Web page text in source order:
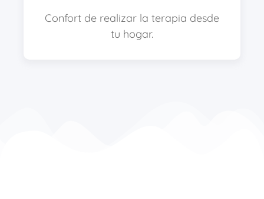
Confort de realizar la terapia desde
tu hogar.